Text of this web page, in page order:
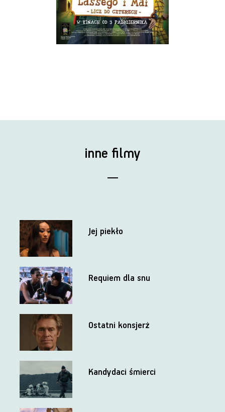
inne filmy
Jej piekło
Requiem dla snu
Ostatni konsjerż
Kandydaci śmierci